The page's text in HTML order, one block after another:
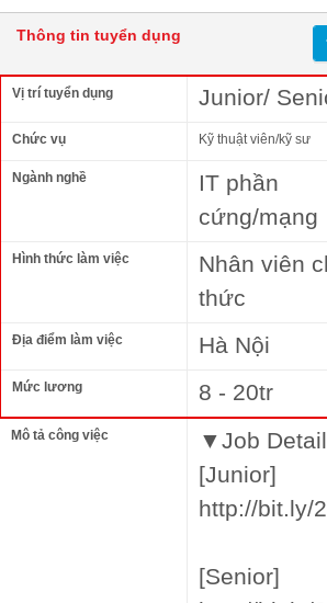
Thông tin tuyển dụng
Vị trí tuyển dụng Junior/
Chức vụ Kỹ thuật viên/kỹ sư
Ngành nghề
IT phần
cứng/mạng
Hình thức làm việc
Nhân viên
thức
Địa điểm làm việc Hà Nội
Mức lương 8 - 20tr
Mô tả công việc
▼Job
[Junior]
http://bit.ly/
[Senior]